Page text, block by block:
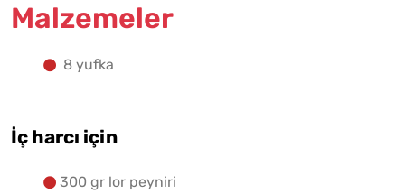
Malzemeler
8 yufka
İç harcı için
300 gr lor peyniri